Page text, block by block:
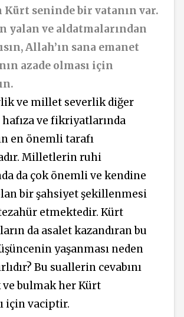
Kürt seninde bir vatanın var.
yalan ve aldatmalarından
Allah’ın sana emanet
azade olması için
ve millet severlik diğer
ve fikriyatlarında
en önemli tarafı
Milletlerin ruhi
da çok önemli ve kendine
bir şahsiyet şekillenmesi
etmektedir. Kürt
da asalet kazandıran bu
yaşanması neden
Bu suallerin cevabını
ve bulmak her Kürt
için vaciptir.